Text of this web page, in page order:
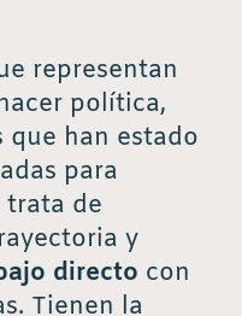
representan
política,
que han estado
para
trata de
y
directo con
Tienen la